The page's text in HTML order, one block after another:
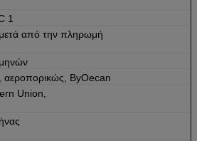
1
από την πληρωμή
ByOecan
Union,